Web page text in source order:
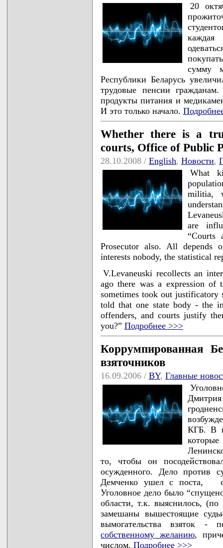
20
сумму
Республики Беларусь
трудовые пенсии
продукты питания и
И это только начало.
Whether there is a
courts, Office of Public
28.10.2008 / English, Новости,
What
militia,
are
“Courts
Prosecutor also. All depends
interests nobody, the statistical
V.Levaneuski recollects an
ago there was a expression of
sometimes took out justificatory
told that one state body - the
offenders, and courts justify
you?” Подробнее >>>
Коррумпированная
взяточников
16.09.2006 / BY, Главные
КГБ. В
то, чтобы он
осужденного. Дело против
Демченко ушел с поста, с
Уголовное дело было
области, т.к. выяснилось,
замешаны вышестоящие
вымогательства взяток
собственному желанию,
числом. Подробнее >>>